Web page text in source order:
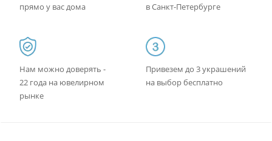
прямо у вас дома
в Санкт-Петербурге
Нам можно доверять -
22 года на ювелирном
рынке
Привезем до 3 украшений
на выбор бесплатно